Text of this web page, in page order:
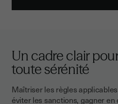
Un cadre clair
toute sérénité
Maîtriser les règles
éviter les sanctions, gagner